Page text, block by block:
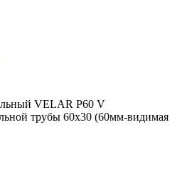
VELAR P60 V
трубы 60х30 (60мм-видимая